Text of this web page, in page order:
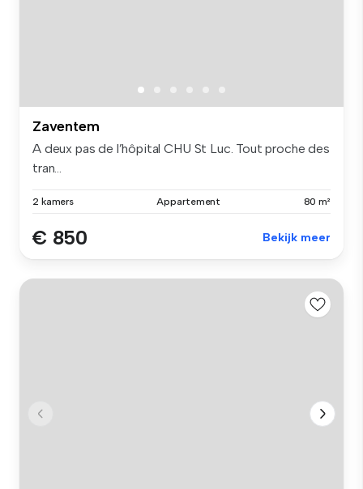
Zaventem
A deux pas de l’hôpital CHU St Luc. Tout proche des
tran...
2 kamers Appartement 80 m²
€ 850 Bekijk meer